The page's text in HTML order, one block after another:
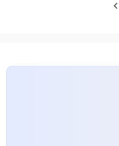
실제로 제작되긴 했는지조차
본편이었다면, 후속 4부는 화
navigate_before